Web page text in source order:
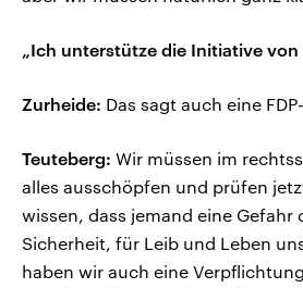
„Ich unterstütze die Initiative von
Zurheide: Das sagt auch eine
Teuteberg: Wir müssen im
alles ausschöpfen und prüfen
wissen, dass jemand eine Gefahr
Sicherheit, für Leib und Leben
haben wir auch eine